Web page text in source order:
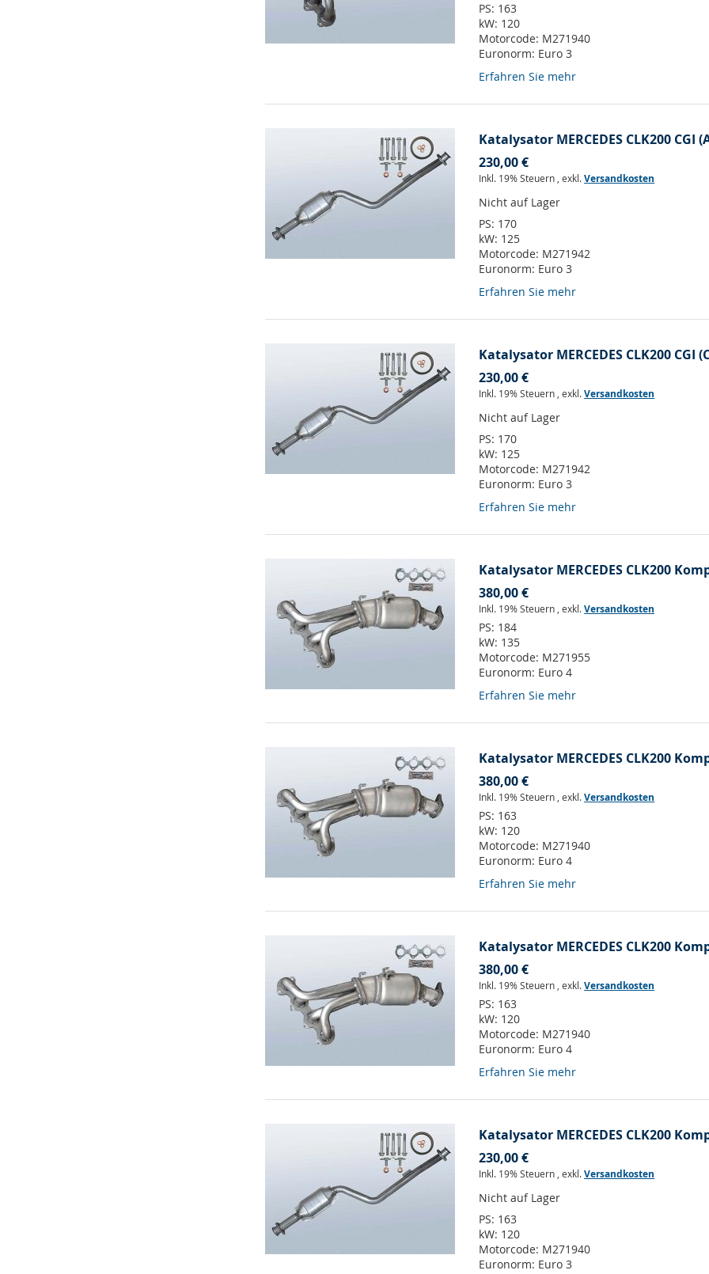
PS: 163
kW: 120
Motorcode: M271940
Euronorm: Euro 3
Erfahren Sie mehr
Katalysator MERCEDES CLK200 CGI
230,00 €
Inkl. 19% Steuern ,exkl.Versandkosten
Nicht auf Lager
PS: 170
kW: 125
Motorcode: M271942
Euronorm: Euro 3
Erfahren Sie mehr
Katalysator MERCEDES CLK200 CGI
230,00 €
Inkl. 19% Steuern ,exkl.Versandkosten
Nicht auf Lager
PS: 170
kW: 125
Motorcode: M271942
Euronorm: Euro 3
Erfahren Sie mehr
Katalysator MERCEDES CLK200
380,00 €
Inkl. 19% Steuern ,exkl.Versandkosten
PS: 184
kW: 135
Motorcode: M271955
Euronorm: Euro 4
Erfahren Sie mehr
Katalysator MERCEDES CLK200
380,00 €
Inkl. 19% Steuern ,exkl.Versandkosten
PS: 163
kW: 120
Motorcode: M271940
Euronorm: Euro 4
Erfahren Sie mehr
Katalysator MERCEDES CLK200
380,00 €
Inkl. 19% Steuern ,exkl.Versandkosten
PS: 163
kW: 120
Motorcode: M271940
Euronorm: Euro 4
Erfahren Sie mehr
Katalysator MERCEDES CLK200
230,00 €
Inkl. 19% Steuern ,exkl.Versandkosten
Nicht auf Lager
PS: 163
kW: 120
Motorcode: M271940
Euronorm: Euro 3